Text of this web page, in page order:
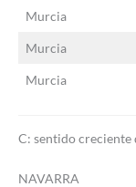
Murcia
Murcia
Murcia
C: sentido
NAVARRA